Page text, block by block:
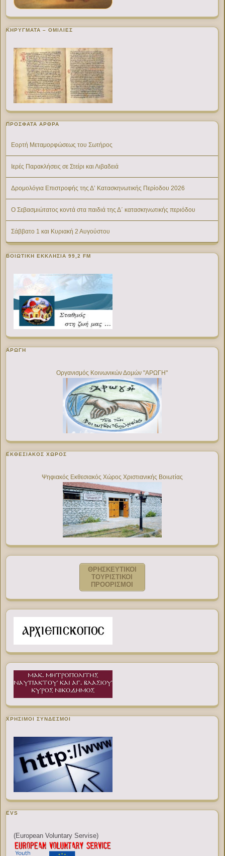
ΚΗΡΥΓΜΑΤΑ – ΟΜΙΛΙΕΣ
ΠΡΌΣΦΑΤΑ ΆΡΘΡΑ
Εορτή Μεταμορφώσεως του Σωτήρος
Ιερές Παρακλήσεις σε Στείρι και Λιβαδειά
Δρομολόγια Επιστροφής της Δ’ Κατασκηνωτικής Περίοδου 2026
Ο Σεβασμιώτατος κοντά στα παιδιά της Δ΄ κατασκηνωτικής περιόδου
Σάββατο 1 και Κυριακή 2 Αυγούστου
ΒΟΙΩΤΙΚΉ ΕΚΚΛΗΣΊΑ 99,2 FM
ΑΡΩΓΗ
Οργανισμός Κοινωνικών Δομών "ΑΡΩΓΗ"
ΕΚΘΕΣΙΑΚΌΣ ΧΏΡΟΣ
Ψηφιακός Εκθεσιακός Χώρος Χριστιανικής Βοιωτίας
ΘΡΗΣΚΕΥΤΙΚΟΙ
ΤΟΥΡΙΣΤΙΚΟΙ
ΠΡΟΟΡΙΣΜΟΙ
ΧΡΉΣΙΜΟΙ ΣΎΝΔΕΣΜΟΙ
EVS
(European Voluntary Servise)